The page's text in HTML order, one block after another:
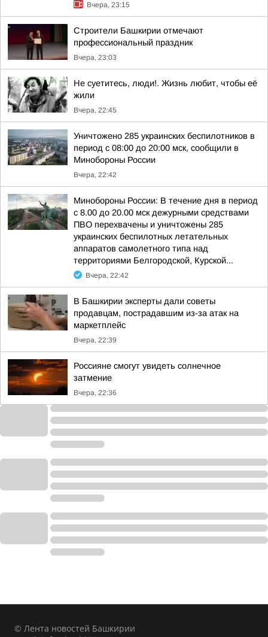
Вчера, 23:15
Строители Башкирии отмечают
профессиональный праздник
Вчера, 23:03
Не суетитесь, люди!. Жизнь любит, чтобы её
жили
Вчера, 22:45
Уничтожено 285 украинских беспилотников в
период с 08:00 до 20:00 мск, сообщили в
Минобороны России
Вчера, 22:42
Минобороны России: В течение дня в период
с 8.00 до 20.00 мск дежурными средствами
ПВО перехвачены и уничтожены 285
украинских беспилотных летательных
аппаратов самолетного типа над
территориями Белгородской, Курской...
Вчера, 22:42
В Башкирии эксперты дали советы
продавцам, пострадавшим из-за атак на
маркетплейс
Вчера, 22:39
Россияне смогут увидеть солнечное
затмение
Вчера, 22:36
© Лента новостей Башкирии